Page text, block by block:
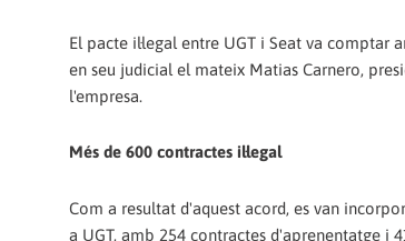
El pacte il·legal entre UGT i Seat va
en seu judicial el mateix Matias Carnero,
l'empresa.
Més de 600 contractes il·legal
Com a resultat d'aquest acord, es van
a UGT, amb 254 contractes d'aprenentatge i